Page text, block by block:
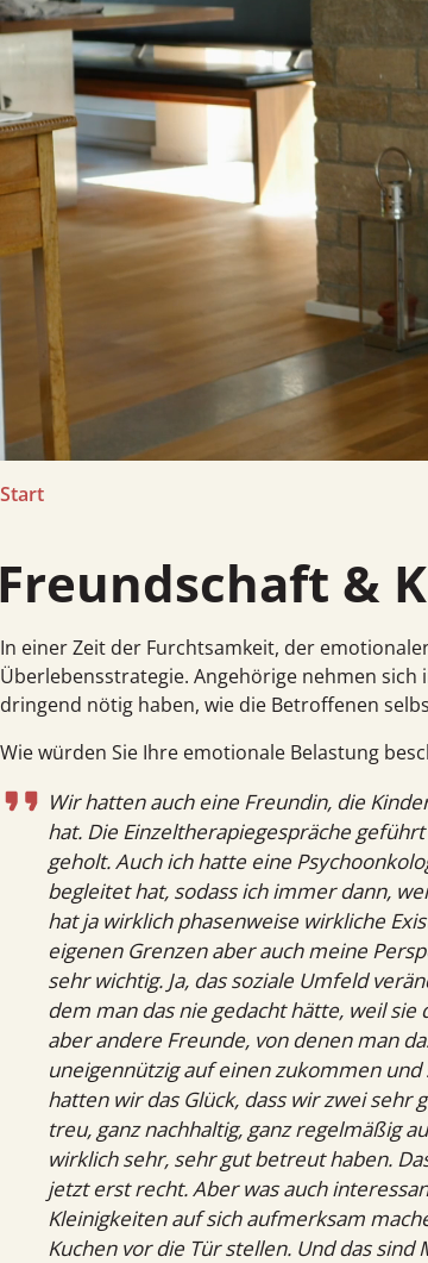
Start
Freundschaft &
In einer Zeit der Furcht­samkeit, der
Über­lebens­strategie. Angehörige nehmen
dringend nötig haben, wie die Betroffenen
Wie würden Sie Ihre emotionale Belastung
Wir hatten auch eine Freundin, die
hat. Die Einzeltherapiegespräche
geholt. Auch ich hatte eine
begleitet hat, sodass ich immer dann,
hat ja wirklich phasenweise wirkliche
eigenen Grenzen aber auch meine
sehr wichtig. Ja, das soziale Umfeld
dem man das nie gedacht hätte, weil
aber andere Freunde, von denen man
uneigennützig auf einen zukommen und
hatten wir das Glück, dass wir zwei
treu, ganz nachhaltig, ganz regelmäßig
wirklich sehr, sehr gut betreut haben.
jetzt erst recht. Aber was auch
Kleinigkeiten auf sich aufmerksam
Kuchen vor die Tür stellen. Und das